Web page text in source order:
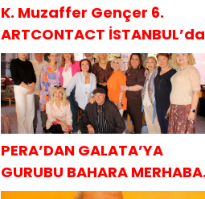
K. Muzaffer Gençer 6.
ARTCONTACT İSTANBUL’da
SAKÜDER ile
PERA’DAN GALATA’YA
GURUBU BAHARA MERHABA
KAHVALTISI